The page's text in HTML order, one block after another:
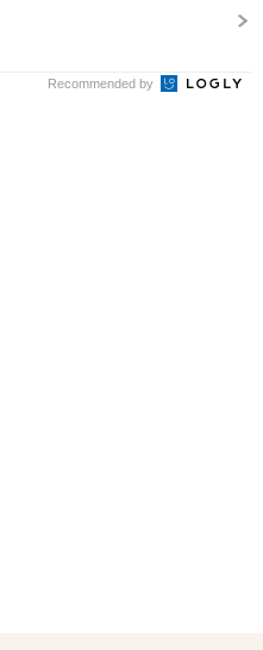
Recommended by